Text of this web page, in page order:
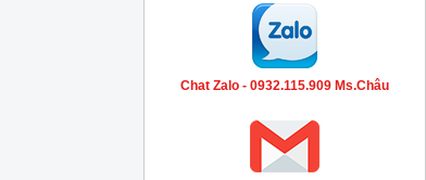
Chat Zalo - 0932.115.909 Ms.Châu